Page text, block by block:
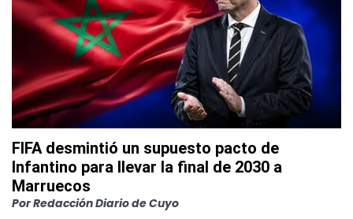
FIFA desmintió un supuesto pacto de
Infantino para llevar la final de 2030 a
Marruecos
PorRedacción Diario de Cuyo